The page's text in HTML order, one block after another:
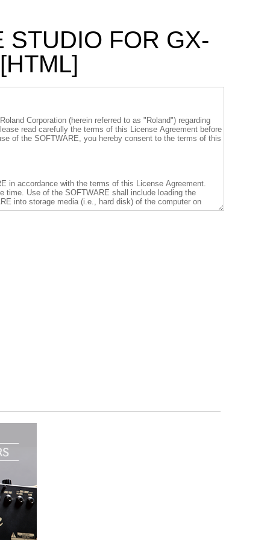
STUDIO FOR GX-